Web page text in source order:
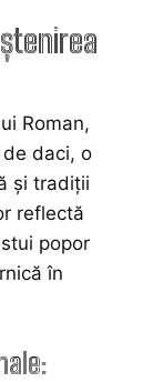
Roman,
daci, o
și tradiții
reflectă
popor
în